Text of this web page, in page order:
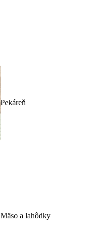
Pekáreň
Mäso a lahôdky